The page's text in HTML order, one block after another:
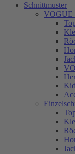
Schnittmuster
VOGUE